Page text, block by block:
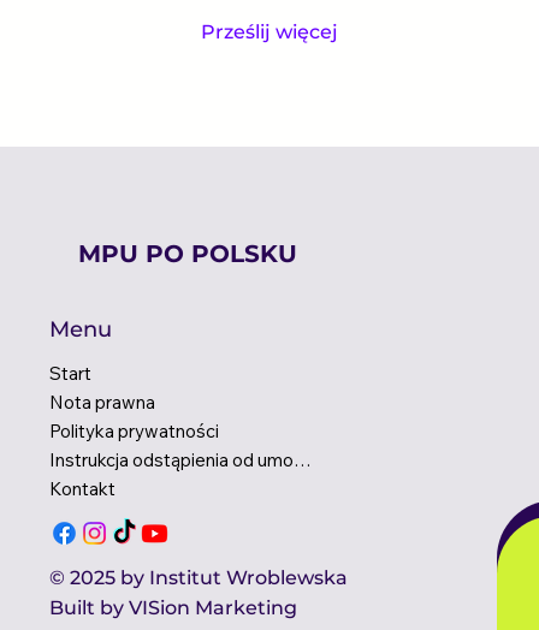
Prześlij więcej
Menu
Start
Nota prawna
Polityka prywatności
Instrukcja odstąpienia od umowy
Kontakt
© 2025 by Institut Wroblewska
Built by VISion Marketing
MPU PO POLSKU